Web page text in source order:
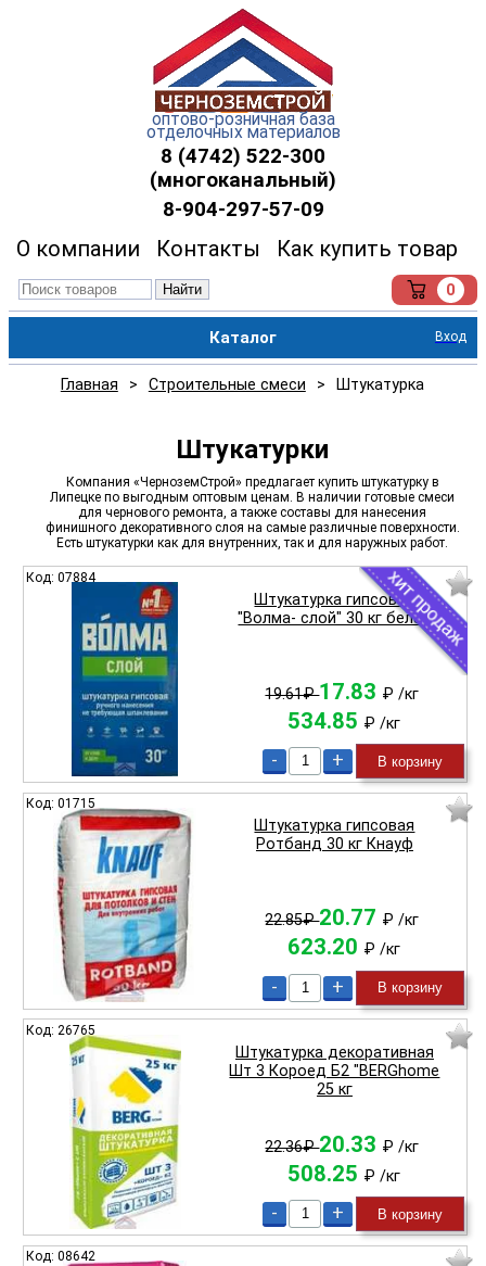
оптово-розничная база
отделочных материалов
8 (4742) 522-300
(многоканальный)
8-904-297-57-09
О компании Контакты Как купить товар
Найти 0
Каталог Вход
Главная > Строительные смеси > Штукатурка
Штукатурки
Компания «ЧерноземСтрой» предлагает купить штукатурку в
Липецке по выгодным оптовым ценам. В наличии готовые смеси
для чернового ремонта, а также составы для нанесения
финишного декоративного слоя на самые различные поверхности.
Есть штукатурки как для внутренних, так и для наружных работ.
Код: 07884
Штукатурка гипсовая
"Волма- слой" 30 кг белая
19.61₽17.83 ₽/кг
534.85 ₽ /кг
- + В корзину
Код: 01715
Штукатурка гипсовая
Ротбанд 30 кг Кнауф
22.85₽20.77 ₽/кг
623.20 ₽ /кг
- + В корзину
Код: 26765
Штукатурка декоративная
Шт 3 Короед Б2 "BERGhome
25 кг
22.36₽20.33 ₽/кг
508.25 ₽ /кг
- + В корзину
Код: 08642